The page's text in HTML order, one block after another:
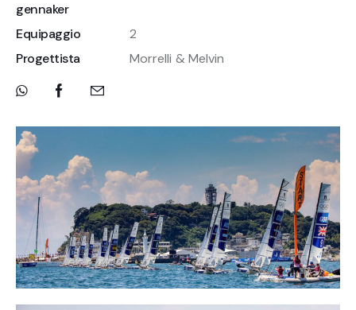
gennaker
Equipaggio
2
Progettista
Morrelli & Melvin